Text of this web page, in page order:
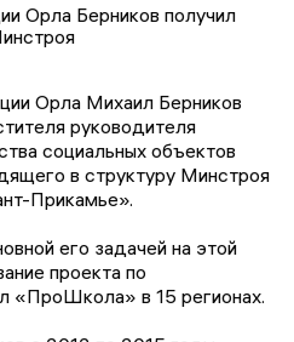
Орла Михаил Берников
руководителя
социальных объектов
в структуру Минстроя
Прикамье».
его задачей на этой
проекта по
«ПроШкола» в 15 регионах.